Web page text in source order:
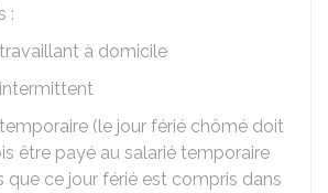
:
à domicile
(le jour férié chômé doit
être payé au salarié temporaire
que ce jour férié est compris dans